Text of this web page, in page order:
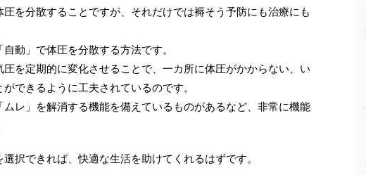
を分散することですが、それだけでは褥そう予防にも治療にも
動」で体圧を分散する方法です。
を定期的に変化させることで、一カ所に体圧がかからない、い
できるように工夫されているのです。
ムレ」を解消する機能を備えているものがあるなど、非常に機能
択できれば、快適な生活を助けてくれるはずです。